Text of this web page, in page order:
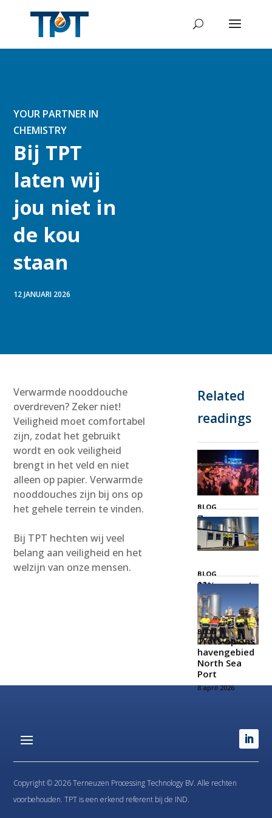
YOUR PARTNER IN
CHEMISTRY
Bij TPT
laten wij
jou niet in
de kou
staan
12 JANUARI 2026
Verwarmde nooddouche
overdreven? Zeker niet!
Veiligheid moet comfortabel
zijn, zodat het gebruikt
wordt en ook veiligheid
brengt in het veld en niet
alleen op papier. Verwarmde
nooddouches zijn bij ons op
het gehele terrein te vinden.
Bij TPT hechten wij veel
belang aan veiligheid en het
welzijn van onze mensen.
Related
readings
BLOG
Zeeuws
Genieten
3 juli 2026
BLOG
𝟐𝟑% – 𝐳𝐨 𝐰𝐚𝐭
𝐞𝐞𝐧 𝐤𝐚𝐧𝐣𝐞𝐫𝐬!
21 mei 2026
BLOG
Trots op ons
havengebied
North Sea
Port
8 april 2026
Copyright © 2026 Terneuzen Processing Technology BV. Alle rechten
voorbehouden. TPT is een erkend referent bij de IND.